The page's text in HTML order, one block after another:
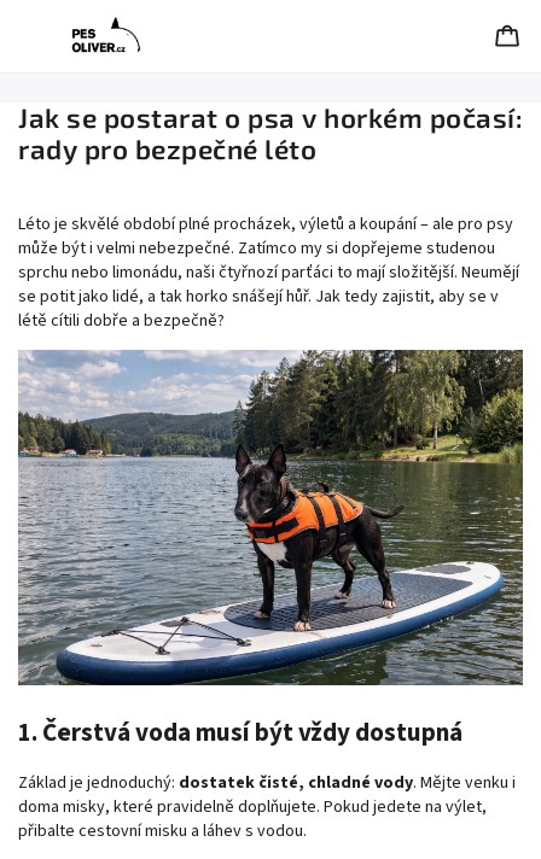
Jak se postarat o psa v horkém počasí:
rady pro bezpečné léto
Léto je skvělé období plné procházek, výletů a koupání – ale pro psy
může být i velmi nebezpečné. Zatímco my si dopřejeme studenou
sprchu nebo limonádu, naši čtyřnozí parťáci to mají složitější. Neumějí
se potit jako lidé, a tak horko snášejí hůř. Jak tedy zajistit, aby se v
létě cítili dobře a bezpečně?
1. Čerstvá voda musí být vždy dostupná
Základ je jednoduchý: dostatek čisté, chladné vody. Mějte venku i
doma misky, které pravidelně doplňujete. Pokud jedete na výlet,
přibalte cestovní misku a láhev s vodou.